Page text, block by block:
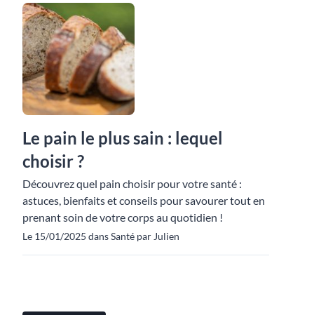
Le pain le plus sain : lequel
choisir ?
Découvrez quel pain choisir pour votre santé :
astuces, bienfaits et conseils pour savourer tout en
prenant soin de votre corps au quotidien !
Le 15/01/2025 dans Santé par Julien